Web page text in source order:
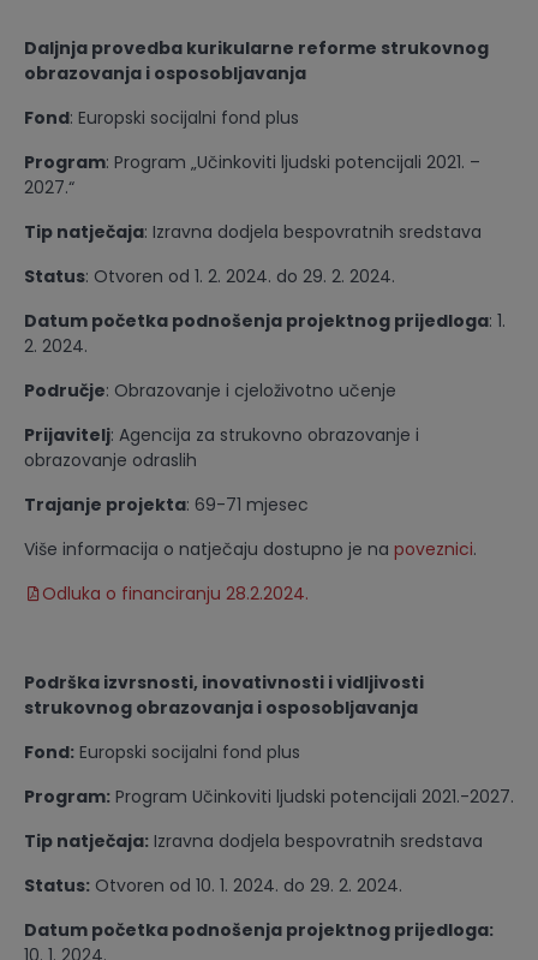
Daljnja provedba kurikularne reforme strukovnog
obrazovanja i osposobljavanja
Fond: Europski socijalni fond plus
Program: Program „Učinkoviti ljudski potencijali 2021. –
2027.“
Tip natječaja: Izravna dodjela bespovratnih sredstava
Status: Otvoren od 1. 2. 2024. do 29. 2. 2024.
Datum početka podnošenja projektnog prijedloga: 1.
2. 2024.
Područje: Obrazovanje i cjeloživotno učenje
Prijavitelj: Agencija za strukovno obrazovanje i
obrazovanje odraslih
Trajanje projekta: 69-71 mjesec
Više informacija o natječaju dostupno je na poveznici.
Odluka o financiranju 28.2.2024.
Podrška izvrsnosti, inovativnosti i vidljivosti
strukovnog obrazovanja i osposobljavanja
Fond: Europski socijalni fond plus
Program: Program Učinkoviti ljudski potencijali 2021.-2027.
Tip natječaja: Izravna dodjela bespovratnih sredstava
Status: Otvoren od 10. 1. 2024. do 29. 2. 2024.
Datum početka podnošenja projektnog prijedloga:
10. 1. 2024.